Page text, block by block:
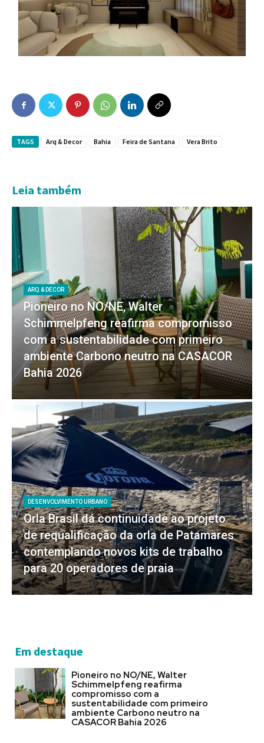
TAGS Arq & Decor Bahia Feira de Santana Vera Brito
Leia também
ARQ & DECOR
Pioneiro no NO/NE, Walter
Schimmelpfeng reafirma compromisso
com a sustentabilidade com primeiro
ambiente Carbono neutro na CASACOR
Bahia 2026
DESENVOLVIMENTO URBANO
Orla Brasil dá continuidade ao projeto
de requalificação da orla de Patamares
contemplando novos kits de trabalho
para 20 operadores de praia
Em destaque
Pioneiro no NO/NE, Walter
Schimmelpfeng reafirma
compromisso com a
sustentabilidade com primeiro
ambiente Carbono neutro na
CASACOR Bahia 2026